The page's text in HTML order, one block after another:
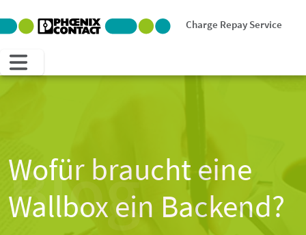
Wofür braucht eine
Wallbox ein Backend?
Blog
Charge Repay Service